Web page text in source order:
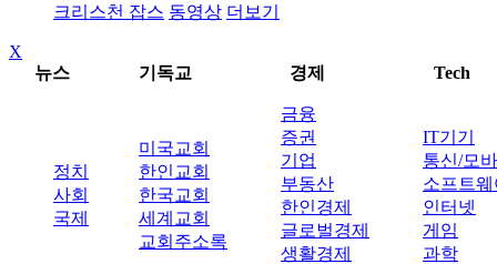
크리스천 잡스 동영상 더보기
X
뉴스
기독교 경제 Tech
정치
사회
국제
미국교회
한인교회
한국교회
세계교회
교회주소록
금융
증권
기업
부동산
한인경제
글로벌경제
생활경제
IT기기
통신/모
소프트웨
인터넷
게임
과학